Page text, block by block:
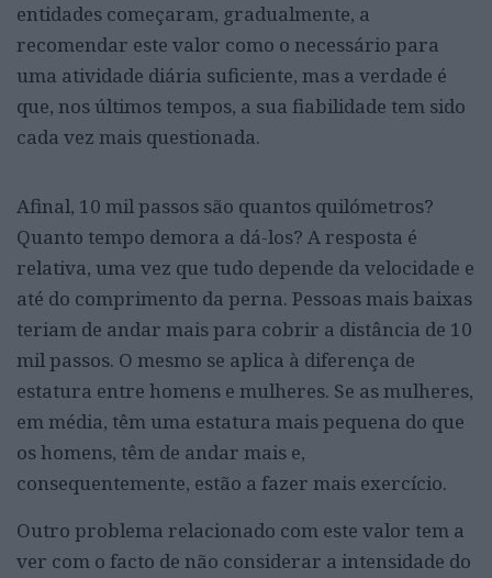
entidades começaram, gradualmente, a
recomendar este valor como o necessário para
uma atividade diária suficiente, mas a verdade é
que, nos últimos tempos, a sua fiabilidade tem sido
cada vez mais questionada.
Afinal, 10 mil passos são quantos quilómetros?
Quanto tempo demora a dá-los? A resposta é
relativa, uma vez que tudo depende da velocidade e
até do comprimento da perna. Pessoas mais baixas
teriam de andar mais para cobrir a distância de 10
mil passos. O mesmo se aplica à diferença de
estatura entre homens e mulheres. Se as mulheres,
em média, têm uma estatura mais pequena do que
os homens, têm de andar mais e,
consequentemente, estão a fazer mais exercício.
Outro problema relacionado com este valor tem a
ver com o facto de não considerar a intensidade do